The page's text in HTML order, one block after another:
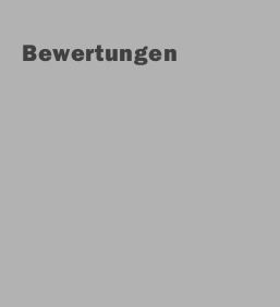
Bewertungen